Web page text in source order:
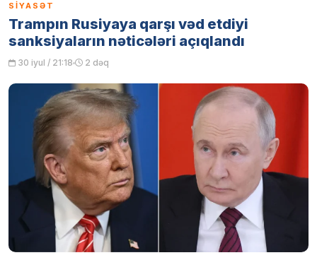
SIYASƏT
Trampın Rusiyaya qarşı vəd etdiyi
sanksiyaların nəticələri açıqlandı
30 iyul / 21:18 2 dəq